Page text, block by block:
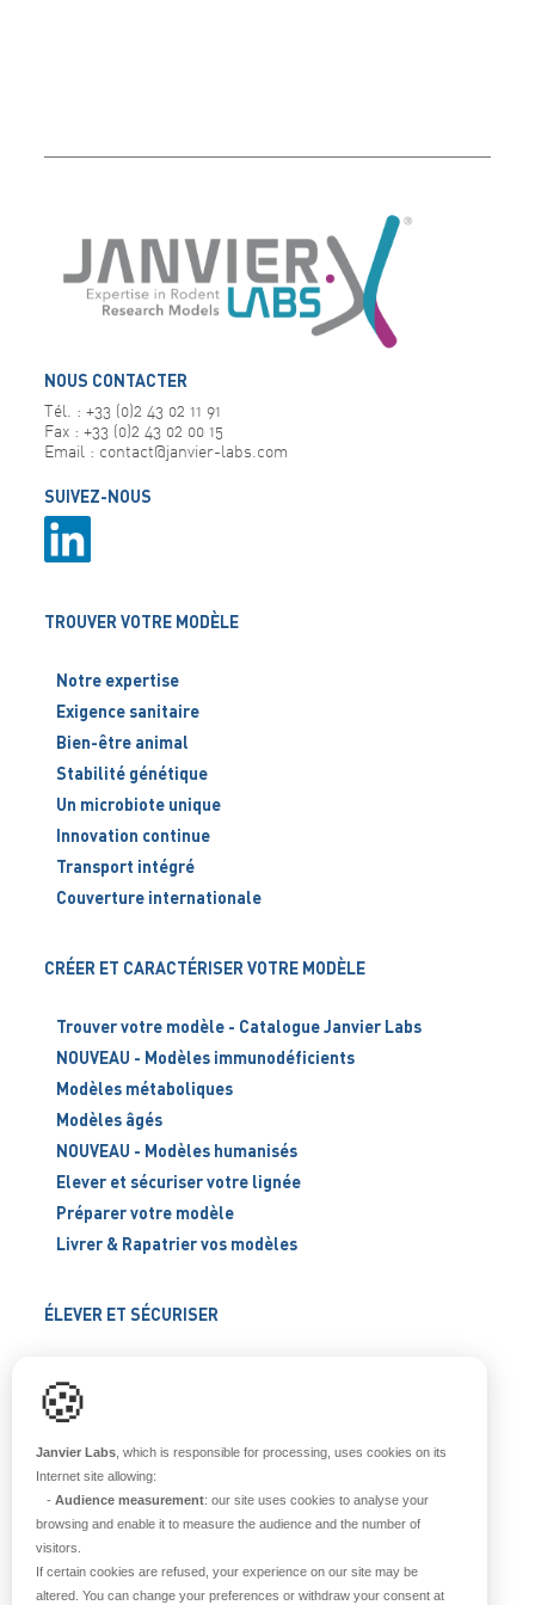
NOUS CONTACTER
Tél. : +33 (0)2 43 02 11 91
Fax : +33 (0)2 43 02 00 15
Email : contact@janvier-labs.com
SUIVEZ-NOUS
TROUVER VOTRE MODÈLE
Notre expertise
Exigence sanitaire
Bien-être animal
Stabilité génétique
Un microbiote unique
Innovation continue
Transport intégré
Couverture internationale
CRÉER ET CARACTÉRISER VOTRE MODÈLE
Trouver votre modèle - Catalogue Janvier Labs
NOUVEAU - Modèles immunodéficients
Modèles métaboliques
Modèles âgés
NOUVEAU - Modèles humanisés
Elever et sécuriser votre lignée
Préparer votre modèle
Livrer & Rapatrier vos modèles
ÉLEVER ET SÉCURISER
Blog
À PROPOS
Notre histoire
Nos équipes
🍪
Janvier Labs , which is responsible for processing, uses cookies on its
Internet site allowing:
- Audience measurement: our site uses cookies to analyse your
browsing and enable it to measure the audience and the number of
visitors.
If certain cookies are refused, your experience on our site may be
altered. You can change your preferences or withdraw your consent at